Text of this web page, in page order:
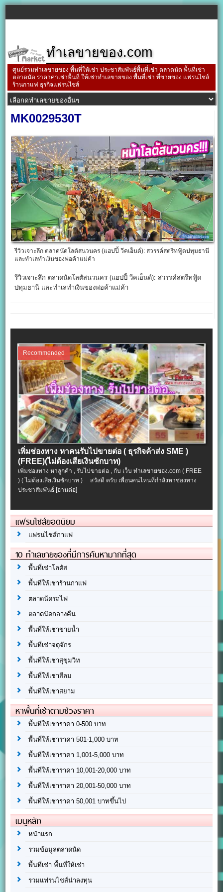
ทำเลขายของ.com
ศูนย์รวมทำเลขายของ พื้นที่ให้เช่า ประชาสัมพันธ์พื้นที่เช่า ตลาดนัด พื้นที่เช่า
ตลาดนัด ราคาค่าเช่าพื้นที่ ให้เช่าทำเลขายของ พื้นที่เช่า ที่ขายของ แฟรนไชส์
ร้านกาแฟ ธุรกิจแฟรนไชส์
MK0029530T
รีวิวเจาะลึก ตลาดนัดโลตัสนวนคร (แฮปปี้ วีคเอ็นด์): สวรรค์สตรีทฟู้ดปทุมธานี
และทำเลทำเงินของพ่อค้าแม่ค้า
รีวิวเจาะลึก ตลาดนัดโลตัสนวนคร (แฮปปี้ วีคเอ็นด์): สวรรค์สตรีทฟู้ด
ปทุมธานี และทำเลทำเงินของพ่อค้าแม่ค้า
Recommended
เพิ่มช่องทาง หาคนรับไปขายต่อ ( ธุรกิจค้าส่ง SME )
(FREE)(ไม่ต้องเสียเงินซักบาท)
เพิ่มช่องทาง หาลูกค้า , รับไปขายต่อ , กับ เว็บ ทำเลขายของ.com ( FREE
) ( ไม่ต้องเสียเงินซักบาท ) สวัสดี ครับ เพื่อนคนไหนที่กำลังหาช่องทาง
ประชาสัมพันธ์ [อ่านต่อ]
แฟรนไชส์ยอดนิยม
แฟรนไชส์กาแฟ
10 ทำเลขายของที่มีการค้นหามากที่สุด
พื้นที่เช่าโลตัส
พื้นที่ให้เช่าร้านกาแฟ
ตลาดนัดรถไฟ
ตลาดนัดกลางคืน
พื้นที่ให้เช่าขายน้ำ
พื้นที่เช่าจตุจักร
พื้นที่ให้เช่าสุขุมวิท
พื้นที่ให้เช่าสีลม
พื้นที่ให้เช่าสยาม
หาพื้นที่เช่าตามช่วงราคา
พื้นที่ให้เช่าราคา 0-500 บาท
พื้นที่ให้เช่าราคา 501-1,000 บาท
พื้นที่ให้เช่าราคา 1,001-5,000 บาท
พื้นที่ให้เช่าราคา 10,001-20,000 บาท
พื้นที่ให้เช่าราคา 20,001-50,000 บาท
พื้นที่ให้เช่าราคา 50,001 บาทขึ้นไป
เมนูหลัก
หน้าแรก
รวมข้อมูลตลาดนัด
พื้นที่เช่า พื้นที่ให้เช่า
รวมแฟรนไชส์น่าลงทุน